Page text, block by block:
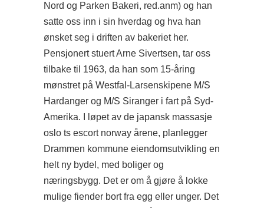
Nord og Parken Bakeri, red.anm) og han
satte oss inn i sin hverdag og hva han
ønsket seg i driften av bakeriet her.
Pensjonert stuert Arne Sivertsen, tar oss
tilbake til 1963, da han som 15-åring
mønstret på Westfal-Larsenskipene M/S
Hardanger og M/S Siranger i fart på Syd-
Amerika. I løpet av de japansk massasje
oslo ts escort norway årene, planlegger
Drammen kommune eiendomsutvikling en
helt ny bydel, med boliger og
næringsbygg. Det er om å gjøre å lokke
mulige fiender bort fra egg eller unger. Det